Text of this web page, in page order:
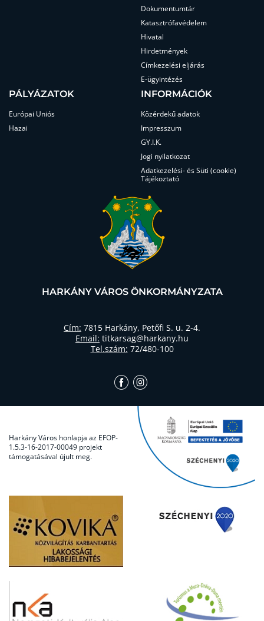
Dokumentumtár
Katasztrófavédelem
Hivatal
Hirdetmények
Címkezelési eljárás
E-ügyintézés
PÁLYÁZATOK
Európai Uniós
Hazai
INFORMÁCIÓK
Közérdekű adatok
Impresszum
GY.I.K.
Jogi nyilatkozat
Adatkezelési- és Süti (cookie)
Tájékoztató
HARKÁNY VÁROS ÖNKORMÁNYZATA
Cím: 7815 Harkány, Petőfi S. u. 2-4.
Email: titkarsag@harkany.hu
Tel.szám: 72/480-100
Harkány Város honlapja az EFOP-
1.5.3-16-2017-00049 projekt
támogatásával újult meg.